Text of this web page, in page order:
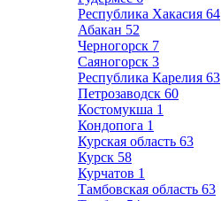
Республика Хакасия 64
Абакан 52
Черногорск 7
Саяногорск 3
Республика Карелия 63
Петрозаводск 60
Костомукша 1
Кондопога 1
Курская область 63
Курск 58
Курчатов 1
Тамбовская область 63